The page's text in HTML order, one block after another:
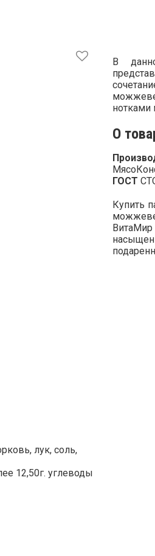
лук, соль,
12,50г. углеводы
В
нотками
О
ГОСТ
Купить